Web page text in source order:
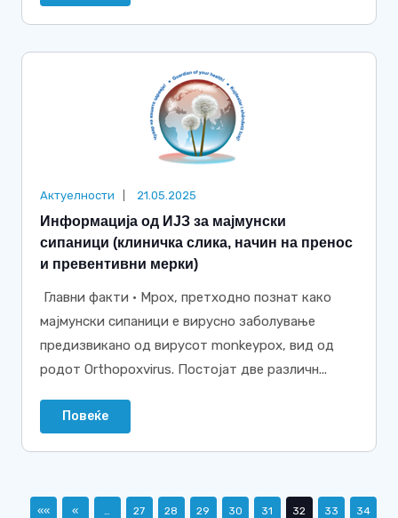
Актуелности 21.05.2025
Информација од ИЈЗ за мајмунски
сипаници (клиничка слика, начин на пренос
и превентивни мерки)
Главни факти · Mpox, претходно познат како
мајмунски сипаници е вирусно заболување
предизвикано од вирусот monkeypox, вид од
родот Orthopoxvirus. Постојат две различн...
Повеќе
«« « … 27 28 29 30 31 32 33 34